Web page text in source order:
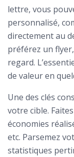
lettre, vous
personnalisé,
directement au
préférez un
regard.
de valeur en
Une des clés
votre cible.
économies
etc. Parsemez
statistiques